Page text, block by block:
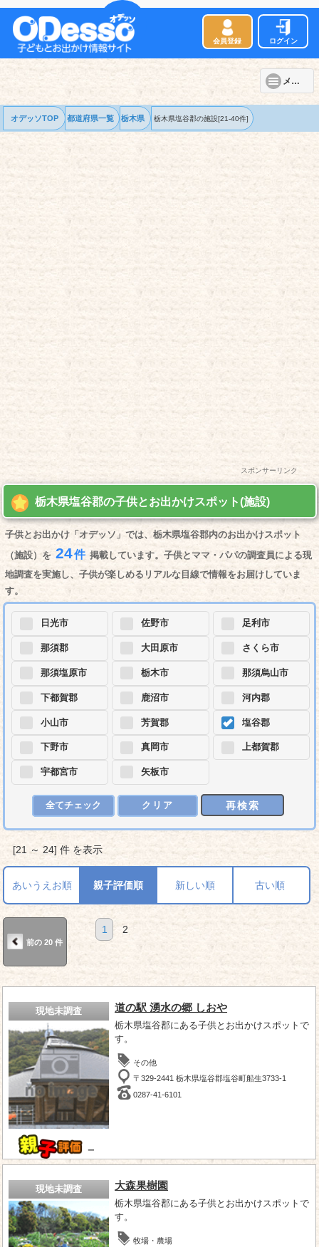
会員登録 ログイン
メニュー
オデッソTOP 都道府県一覧 栃木県 栃木県塩谷郡の施設[21-40件]
スポンサーリンク
栃木県塩谷郡の子供とお出かけスポット(施設)
子供とお出かけ「オデッソ」では、栃木県塩谷郡内のお出かけスポット
（施設）を 24件 掲載しています。子供とママ・パパの調査員による現
地調査を実施し、子供が楽しめるリアルな目線で情報をお届けしていま
す。
日光市
那須郡
那須塩原市
下都賀郡
小山市
下野市
宇都宮市
佐野市
大田原市
栃木市
鹿沼市
芳賀郡
真岡市
矢板市
足利市
さくら市
那須烏山市
河内郡
塩谷郡
上都賀郡
全てチェック クリア 再検索
[21 ～ 24] 件 を表示
あいうえお順 親子評価順 新しい順 古い順
前の 20 件
1 2
現地未調査
－
道の駅 湧水の郷 しおや
栃木県塩谷郡にある子供とお出かけスポットで
す。
その他
〒329-2441 栃木県塩谷郡塩谷町船生3733-1
0287-41-6101
現地未調査 大森果樹園
栃木県塩谷郡にある子供とお出かけスポットで
す。
牧場・農場